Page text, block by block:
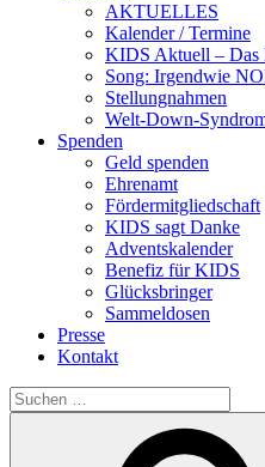
AKTUELLES
Kalender / Termine
KIDS Aktuell – Das
Song: Irgendwie
Stellungnahmen
Welt-Down-
Spenden
Geld spenden
Ehrenamt
Fördermitgliedschaft
KIDS sagt Danke
Adventskalender
Benefiz für KIDS
Glücksbringer
Sammeldosen
Presse
Kontakt
Suchen
nach: